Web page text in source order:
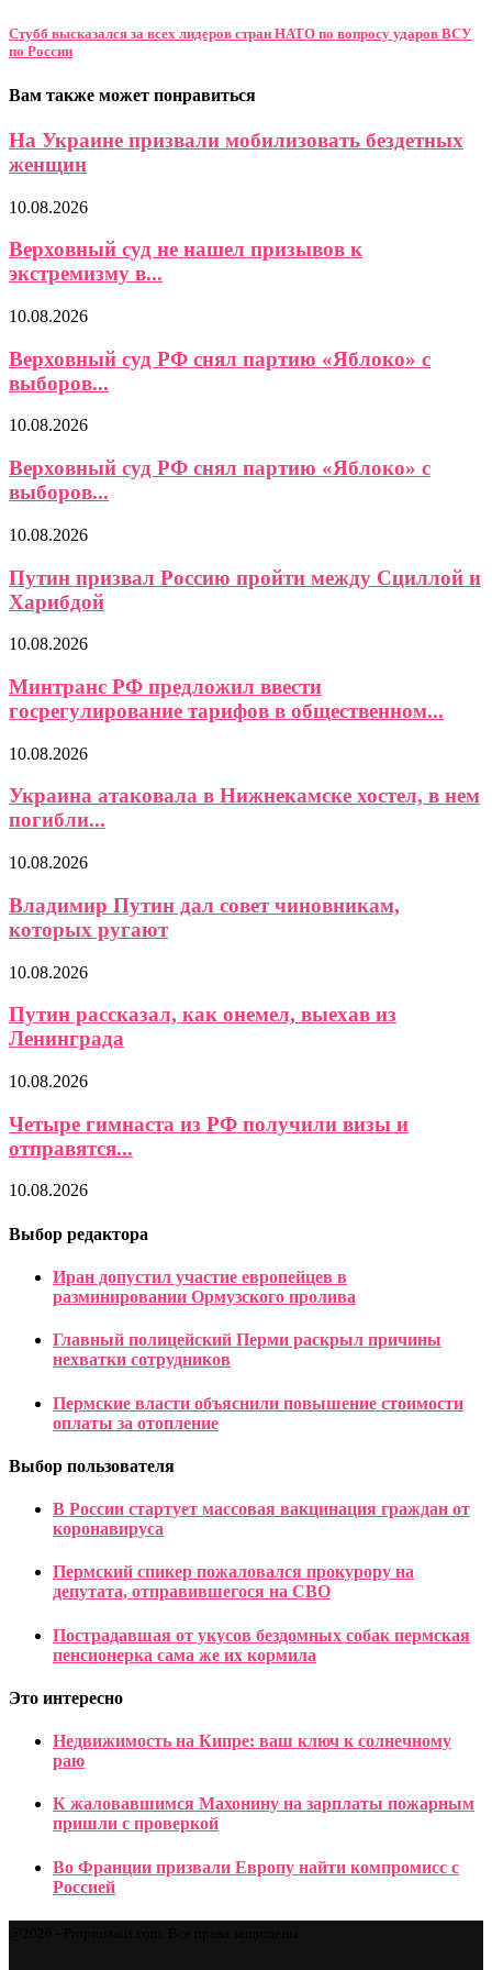
Стубб высказался за всех лидеров стран НАТО по вопросу ударов ВСУ
по России
Вам также может понравиться
На Украине призвали мобилизовать бездетных
женщин
10.08.2026
Верховный суд не нашел призывов к
экстремизму в...
10.08.2026
Верховный суд РФ снял партию «Яблоко» с
выборов...
10.08.2026
Верховный суд РФ снял партию «Яблоко» с
выборов...
10.08.2026
Путин призвал Россию пройти между Сциллой и
Харибдой
10.08.2026
Минтранс РФ предложил ввести
госрегулирование тарифов в общественном...
10.08.2026
Украина атаковала в Нижнекамске хостел, в нем
погибли...
10.08.2026
Владимир Путин дал совет чиновникам,
которых ругают
10.08.2026
Путин рассказал, как онемел, выехав из
Ленинграда
10.08.2026
Четыре гимнаста из РФ получили визы и
отправятся...
10.08.2026
Выбор редактора
Иран допустил участие европейцев в
разминировании Ормузского пролива
Главный полицейский Перми раскрыл причины
нехватки сотрудников
Пермские власти объяснили повышение стоимости
оплаты за отопление
Выбор пользователя
В России стартует массовая вакцинация граждан от
коронавируса
Пермский спикер пожаловался прокурору на
депутата, отправившегося на СВО
Пострадавшая от укусов бездомных собак пермская
пенсионерка сама же их кормила
Это интересно
Недвижимость на Кипре: ваш ключ к солнечному
раю
К жаловавшимся Махонину на зарплаты пожарным
пришли с проверкой
Во Франции призвали Европу найти компромисс с
Россией